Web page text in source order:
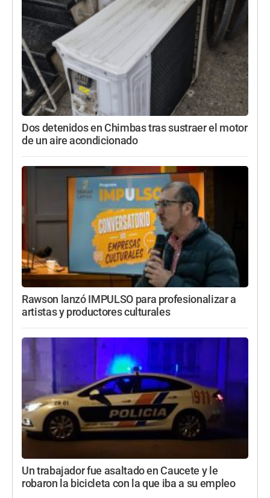
Dos detenidos en Chimbas tras sustraer el motor
de un aire acondicionado
Rawson lanzó IMPULSO para profesionalizar a
artistas y productores culturales
Un trabajador fue asaltado en Caucete y le
robaron la bicicleta con la que iba a su empleo